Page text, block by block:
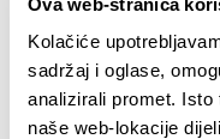
Kolačiće
sadržaj i oglase,
analizirali promet. Isto
naše web-lokacije
SALIENTI